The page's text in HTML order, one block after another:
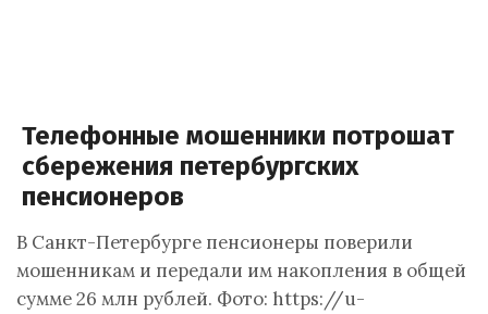
Телефонные мошенники потрошат
сбережения петербургских
пенсионеров
В Санкт-Петербурге пенсионеры поверили
мошенникам и передали им накопления в общей
сумме 26 млн рублей. Фото: https://u-